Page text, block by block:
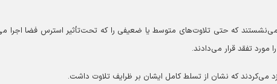
می‌نشستند که حتی تلاوت‌های متوسط یا ضعیفی را که تحت‌تأثیر استرس فضا اجرا
مورد تفقد قرار می‌دادند.
می‌کردند که نشان از تسلط کامل ایشان بر ظرایف تلاوت داشت.